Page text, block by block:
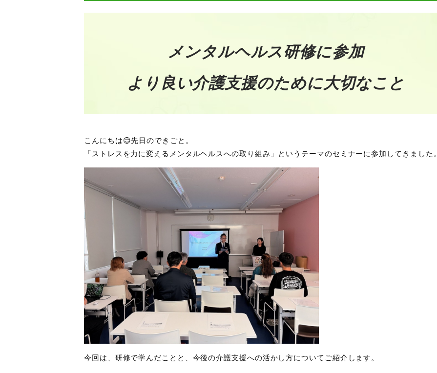
メンタルヘルス研修に参加
より良い介護支援のために大切なこと
こんにちは😊先日のできごと。
「ストレスを力に変えるメンタルヘルスへの取り組み」というテーマのセミナーに参加してきました。
今回は、研修で学んだことと、今後の介護支援への活かし方についてご紹介します。